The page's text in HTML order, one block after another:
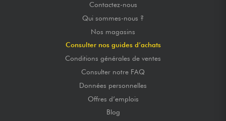
Contactez-nous
Qui sommes-nous ?
Nos magasins
Consulter nos guides d’achats
Conditions générales de ventes
Consulter notre FAQ
Données personnelles
Offres d’emplois
Blog